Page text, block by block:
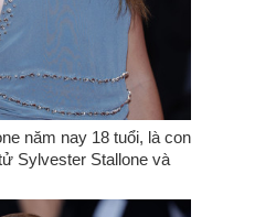
năm nay 18 tuổi, là con
Sylvester Stallone và